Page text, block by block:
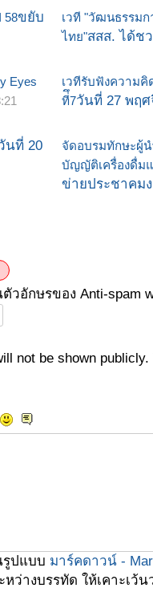
58ขยับ
เวที "วัฒนธรรมก
ไทย"สสส. ได้ช
Eyes
เวทีรับฟังความ
ที่ึ7วันที่ 27 พฤ
นที่ 20
จัดอบรมทักษะผู้น
บัญญัติเครื่องดื่ม
ข่ายประชาคมง
อักษรของ Anti-spam
not be shown
รูปแบบ มาร์คดาวน์ -
ว่างบรรทัด ให้เคาะเว้